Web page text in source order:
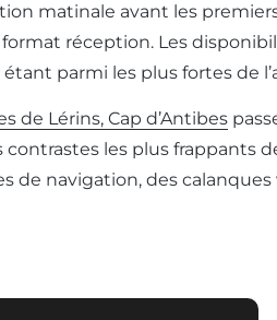
matinale avant les
réception. Les
parmi les plus fortes de
de Lérins, Cap d’Antibes
les plus frappants
de navigation, des